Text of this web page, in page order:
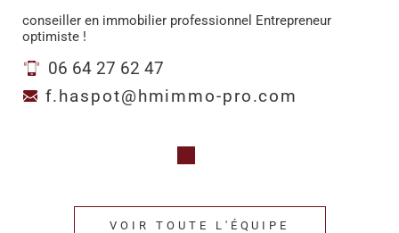
conseiller en immobilier professionnel Entrepreneur
optimiste !
06 64 27 62 47
f.haspot@hmimmo-pro.com
VOIR TOUTE L'ÉQUIPE